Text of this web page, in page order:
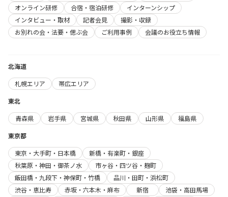
オンライン研修
合宿・宿泊研修
インターンシップ
インタビュー・取材
記者会見
撮影・収録
お別れの会・法要・偲ぶ会
ご利用事例 会議のお役立ち情報
北海道
札幌エリア
帯広エリア
東北
青森県
岩手県 宮城県 秋田県 山形県
福島県
東京都
東京・大手町・日本橋
新橋・有楽町・銀座
秋葉原・神田・御茶ノ水
市ヶ谷・四ツ谷・麹町
飯田橋・九段下・神保町・竹橋
品川・田町・浜松町
渋谷・恵比寿
赤坂・六本木・麻布 新宿
池袋・高田馬場